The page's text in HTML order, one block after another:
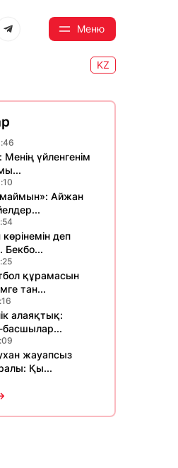
Меню
KZ
Менің үйленгенім
Айжан
деп
Бекбо...
құрамасын
тан...
алаяқтық:
басшылар...
жауапсыз
Қы...